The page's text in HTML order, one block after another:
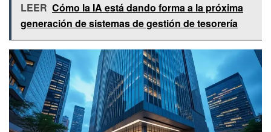
LEER Cómo la IA está dando forma a la próxima
generación de sistemas de gestión de tesorería